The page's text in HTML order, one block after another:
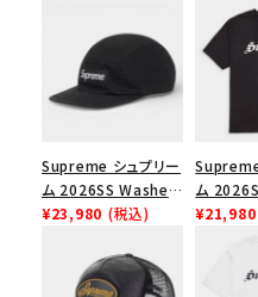
並び順
価格から探す
円
在庫のない
Supreme シュプリー
ム 2026SS Washed
Chino Twill Camp
ノツイル キャンプキャ
ップ ブラック
¥23,980 (税込)
ム
Tee スピ
¥21,980